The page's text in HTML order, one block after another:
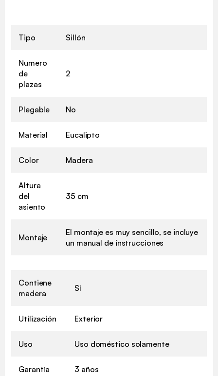
Tipo Sillón
Numero
de
plazas
2
Plegable No
Material Eucalipto
Color Madera
Altura
del
asiento
35 cm
Montaje
El montaje es muy sencillo, se incluye
un manual de instrucciones
Contiene
madera
Sí
Utilización Exterior
Uso Uso doméstico solamente
Garantía 3 años